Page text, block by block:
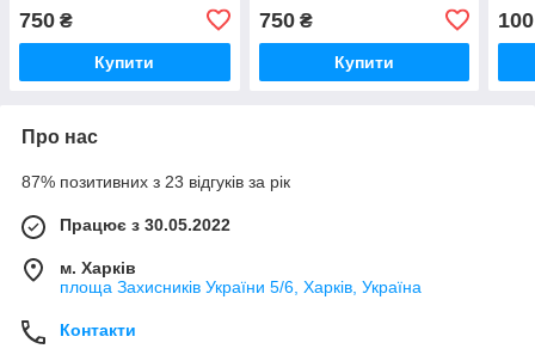
750 ₴
Купити
750₴
Купити
100
Про нас
87% позитивних з 23 відгуків за рік
Працює з 30.05.2022
м. Харків
площа Захисників України 5/6, Харків, Україна
Контакти